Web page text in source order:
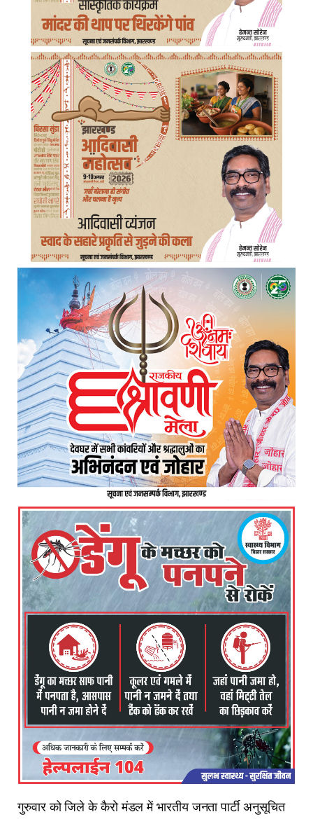
गुरुवार को जिले के कैरो मंडल में भारतीय जनता पार्टी अनुसूचित